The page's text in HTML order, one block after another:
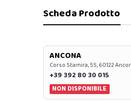
Scheda Prodotto
ANCONA
Corso Stamira, 55, 60122
+39 392 80 30 015
NON DISPONIBILE